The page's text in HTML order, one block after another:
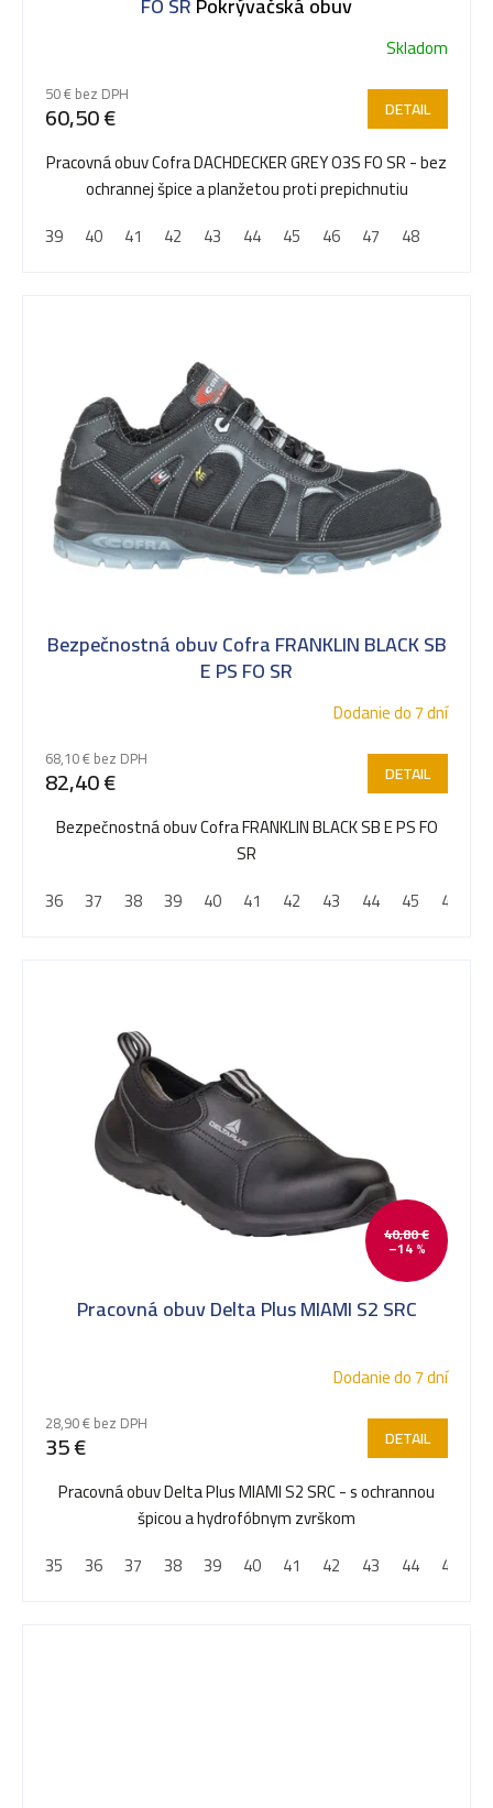
Skladom
50 € bez DPH
60,50 € DETAIL
Pracovná obuv Cofra DACHDECKER GREY O3S FO SR - bez
ochrannej špice a planžetou proti prepichnutiu
39
40 41 42 43 44 45 46 47 48
Bezpečnostná obuv Cofra FRANKLIN BLACK SB
E PS FO SR
Dodanie do 7 dní
68,10 € bez DPH
82,40 € DETAIL
Bezpečnostná obuv Cofra FRANKLIN BLACK SB E PS FO
SR
36
37 38 39 40 41 42 43 44 45 46
40,80 €
–14 %
Pracovná obuv Delta Plus MIAMI S2 SRC
Dodanie do 7 dní
28,90 € bez DPH
35 € DETAIL
Pracovná obuv Delta Plus MIAMI S2 SRC - s ochrannou
špicou a hydrofóbnym zvrškom
35
36 37 38 39 40 41 42 43 44 45